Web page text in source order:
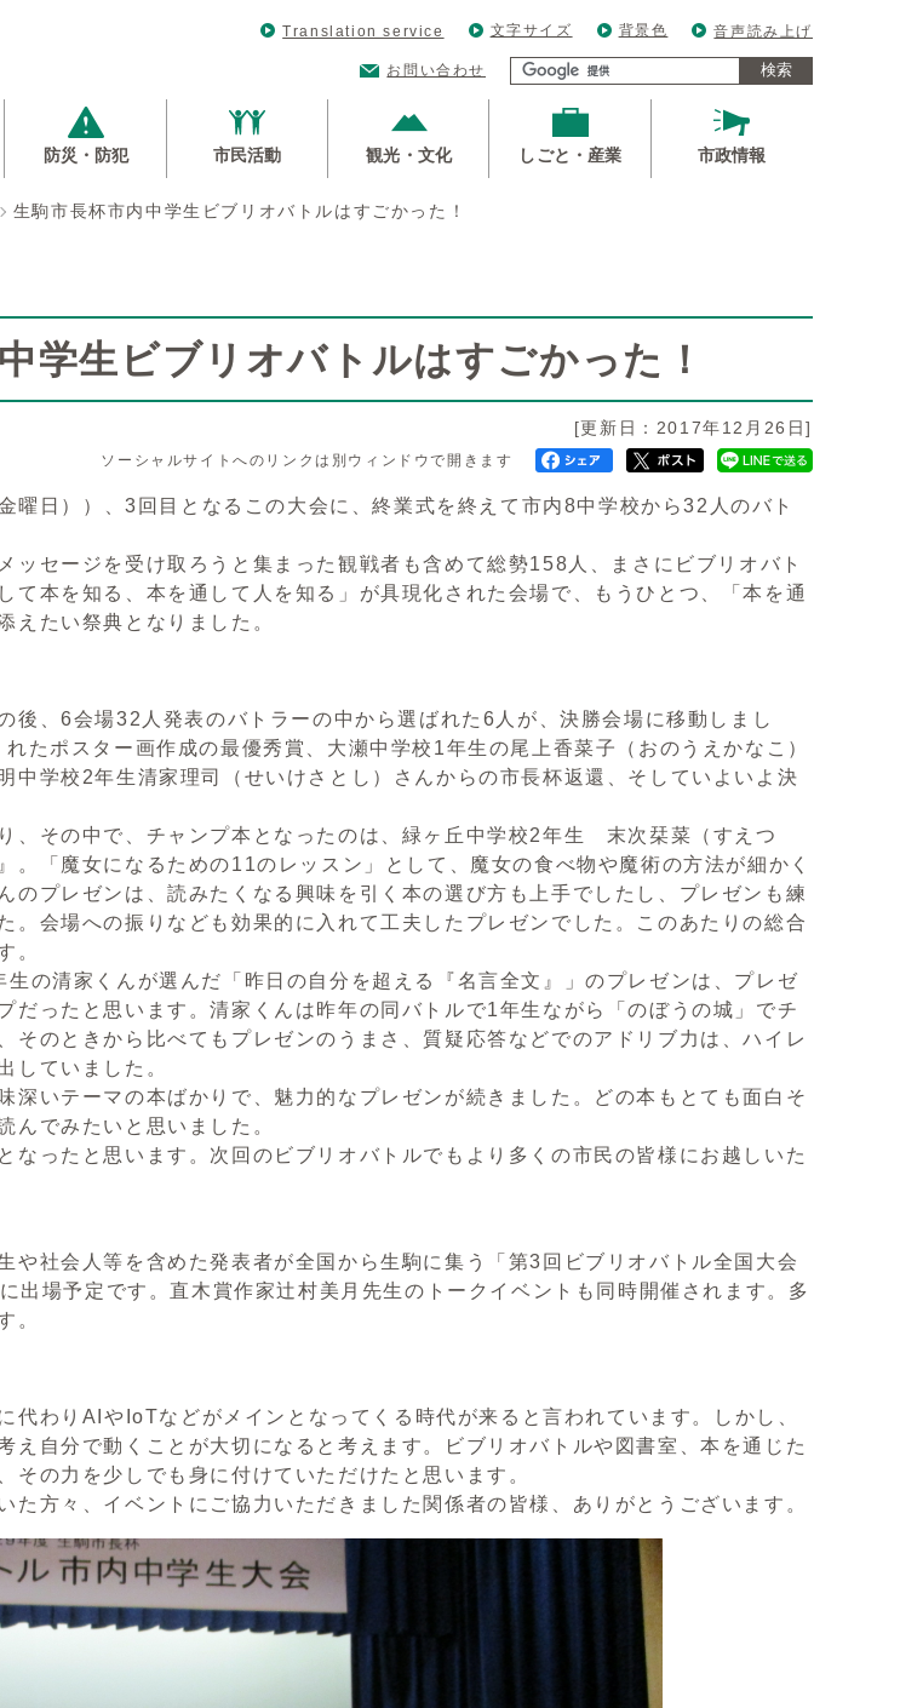
Translation service 文字サイズ 背景色 音声読み上げ
お問い合わせ 検索
防災・防犯 市民活動 観光・文化 しごと・産業 市政情報
生駒市長杯市内中学生ビブリオバトルはすごかった！
学生ビブリオバトルはすごかった！
[更新日：2017年12月26日]
ソーシャルサイトへのリンクは別ウィンドウで開きます
日））、3回目となるこの大会に、終業式を終えて市内8中学校から32人のバト
セージを受け取ろうと集まった観戦者も含めて総勢158人、まさにビブリオバト
て本を知る、本を通して人を知る」が具現化された会場で、もうひとつ、「本を通
えたい祭典となりました。
、6会場32人発表のバトラーの中から選ばれた6人が、決勝会場に移動しまし
たポスター画作成の最優秀賞、大瀬中学校1年生の尾上香菜子（おのうえかなこ）
中学校2年生清家理司（せいけさとし）さんからの市長杯返還、そしていよいよ決
、その中で、チャンプ本となったのは、緑ヶ丘中学校2年生 末次栞菜（すえつ
「魔女になるための11のレッスン」として、魔女の食べ物や魔術の方法が細かく
のプレゼンは、読みたくなる興味を引く本の選び方も上手でしたし、プレゼンも練
。会場への振りなども効果的に入れて工夫したプレゼンでした。このあたりの総合
。
の清家くんが選んだ「昨日の自分を超える『名言全文』」のプレゼンは、プレゼ
だったと思います。清家くんは昨年の同バトルで1年生ながら「のぼうの城」でチ
そのときから比べてもプレゼンのうまさ、質疑応答などでのアドリブ力は、ハイレ
していました。
いテーマの本ばかりで、魅力的なプレゼンが続きました。どの本もとても面白そ
んでみたいと思いました。
ったと思います。次回のビブリオバトルでもより多くの市民の皆様にお越しいた
社会人等を含めた発表者が全国から生駒に集う「第3回ビブリオバトル全国大会
出場予定です。直木賞作家辻村美月先生のトークイベントも同時開催されます。多
。
わりAIやIoTなどがメインとなってくる時代が来ると言われています。しかし、
え自分で動くことが大切になると考えます。ビブリオバトルや図書室、本を通じた
その力を少しでも身に付けていただけたと思います。
方々、イベントにご協力いただきました関係者の皆様、ありがとうございます。